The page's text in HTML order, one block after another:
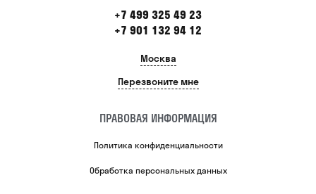
+7 499 325 49 23
+7 901 132 94 12
Москва
Перезвоните мне
ПРАВОВАЯ ИНФОРМАЦИЯ
Политика конфиденциальности
Обработка персональных данных